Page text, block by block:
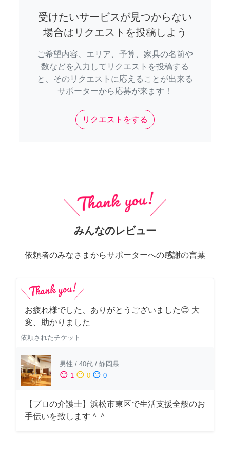
受けたいサービスが見つからない
場合はリクエストを投稿しよう
ご希望内容、エリア、予算、家具の名前や
数などを入力してリクエストを投稿する
と、そのリクエストに応えることが出来る
サポーターから応募が来ます！
リクエストをする
みんなのレビュー
依頼者のみなさまからサポーターへの感謝の言葉
お疲れ様でした、ありがとうございました😊 大
変、助かりました
依頼されたチケット
男性 / 40代 / 静岡県
sentiment_satisfied 1 sentiment_neutral 0 sentiment_dissatisfied 0
【プロの介護士】浜松市東区で生活支援全般のお
手伝いを致します＾＾